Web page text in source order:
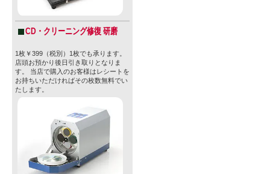
CD・クリーニング修復 研磨
1枚￥399（税別）1枚でも承ります。
店頭お預かり後日引き取りとなりま
す。 当店で購入のお客様はレシートを
お持ちいただければその枚数無料でい
たします。